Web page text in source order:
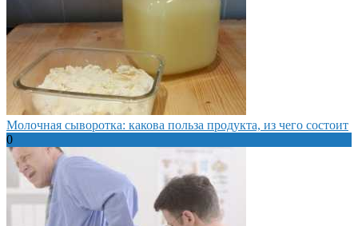
Молочная сыворотка: какова польза продукта, из чего состоит
0